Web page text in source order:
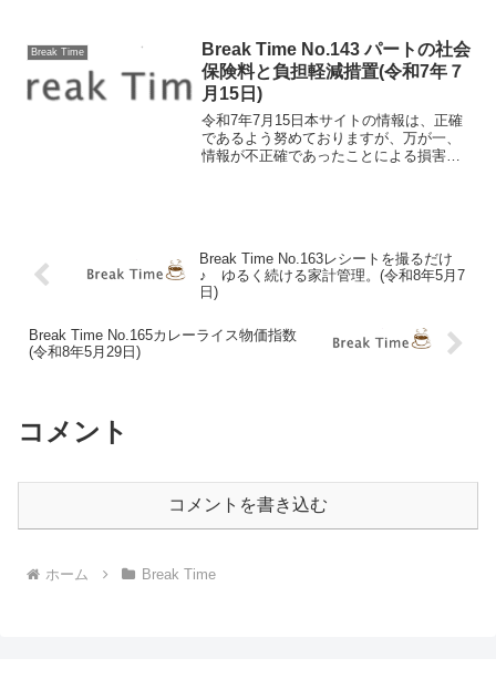
ついては、法律で一定の期間の保存が義
務付けられているいる...
Break Time
Break Time No.143 パートの社会
保険料と負担軽減措置(令和7年７
月15日)
令和7年7月15日本サイトの情報は、正確
であるよう努めておりますが、万が一、
情報が不正確であったことによる損害に
Break Time No.163レシートを撮るだけ
♪ ゆるく続ける家計管理。(令和8年5月7
日)
Break Time No.165カレーライス物価指数
(令和8年5月29日)
コメント
コメントを書き込む
ホーム Break Time